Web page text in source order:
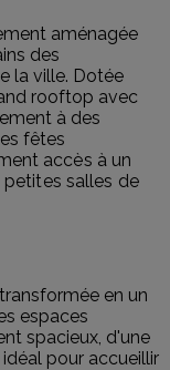
aménagée
des
la ville. Dotée
rooftop avec
à des
fêtes
accès à un
petites salles de
en un
espaces
spacieux, d'une
pour accueillir